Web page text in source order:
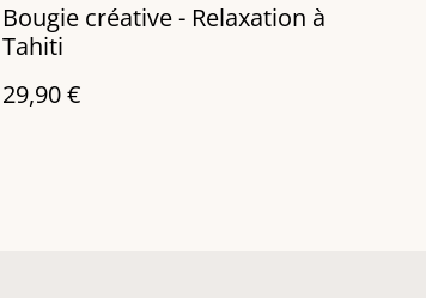
Bougie créative - Relaxation à
Tahiti
29,90 €